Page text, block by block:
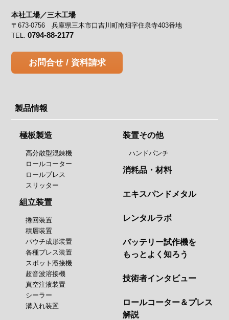
本社工場／三木工場
〒673-0756 兵庫県三木市口吉川町南畑字住泉寺403番地
TEL.0794-88-2177
お問合せ / 資料請求
製品情報
極板製造
高分散型混錬機
ロールコーター
ロールプレス
スリッター
組立装置
捲回装置
積層装置
パウチ成形装置
各種プレス装置
スポット溶接機
超音波溶接機
真空注液装置
シーラー
溝入れ装置
装置その他
ハンドパンチ
消耗品・材料
エキスパンドメタル
レンタルラボ
バッテリー試作機を
もっとよく知ろう
技術者インタビュー
ロールコーター＆プレス
解説